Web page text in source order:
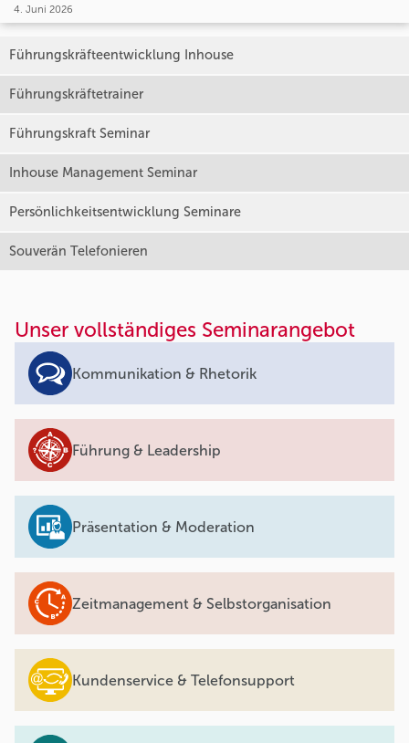
4. Juni 2026
Führungskräfteentwicklung Inhouse
Führungskräftetrainer
Führungskraft Seminar
Inhouse Management Seminar
Persönlichkeitsentwicklung Seminare
Souverän Telefonieren
Unser vollständiges Seminarangebot
Kommunikation & Rhetorik
Führung & Leadership
Präsentation & Moderation
Zeitmanagement & Selbstorganisation
Kundenservice & Telefonsupport